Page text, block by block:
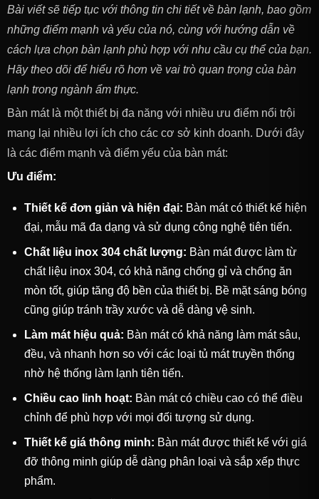
Bài viết sẽ tiếp tục với thông tin chi tiết về bàn lạnh, bao gồm
những điểm mạnh và yếu của nó, cùng với hướng dẫn về
cách lựa chọn bàn lạnh phù hợp với nhu cầu cụ thể của bạn.
Hãy theo dõi để hiểu rõ hơn về vai trò quan trọng của bàn
lạnh trong ngành ẩm thực.
Bàn mát là một thiết bị đa năng với nhiều ưu điểm nổi trội
mang lại nhiều lợi ích cho các cơ sở kinh doanh. Dưới đây
là các điểm mạnh và điểm yếu của bàn mát:
Ưu điểm:
Thiết kế đơn giản và hiện đại: Bàn mát có thiết kế hiện
đại, mẫu mã đa dạng và sử dụng công nghệ tiên tiến.
Chất liệu inox 304 chất lượng: Bàn mát được làm từ
chất liệu inox 304, có khả năng chống gỉ và chống ăn
mòn tốt, giúp tăng độ bền của thiết bị. Bề mặt sáng bóng
cũng giúp tránh trầy xước và dễ dàng vệ sinh.
Làm mát hiệu quả: Bàn mát có khả năng làm mát sâu,
đều, và nhanh hơn so với các loại tủ mát truyền thống
nhờ hệ thống làm lạnh tiên tiến.
Chiều cao linh hoạt: Bàn mát có chiều cao có thể điều
chỉnh để phù hợp với mọi đối tượng sử dụng.
Thiết kế giá thông minh: Bàn mát được thiết kế với giá
đỡ thông minh giúp dễ dàng phân loại và sắp xếp thực
phẩm.